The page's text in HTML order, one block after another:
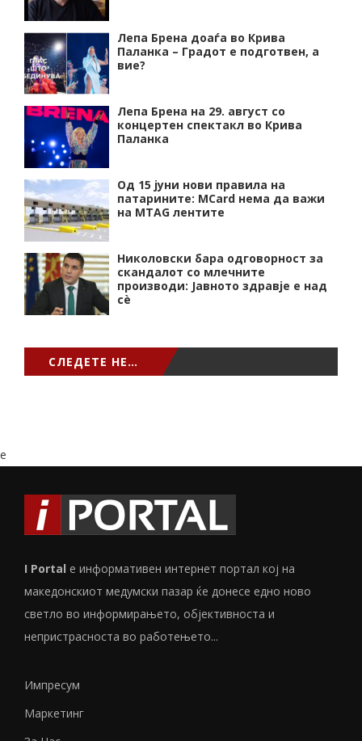
Лепа Брена доаѓа во Крива
Паланка – Градот е подготвен, а
вие?
Лепа Брена на 29. август со
концертен спектакл во Крива
Паланка
Од 15 јуни нови правила на
патарините: MCard нема да важи
на MTAG лентите
Николовски бара одговорност за
скандалот со млечните
производи: Јавното здравје е над
сѐ
СЛЕДЕТЕ НЕ…
e
I Portal е информативен интернет портал кој на
македонскиот медумски пазар ќе донесе едно ново
светло во информирањето, објективноста и
непристрасноста во работењето...
Импресум
Маркетинг